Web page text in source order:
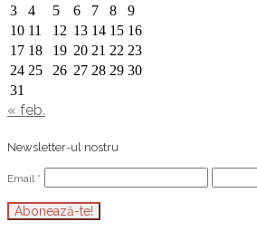
3
4 5 6 7 8
9
10 11 12 13 14 15 16
17 18 19 20 21 22 23
24 25 26 27 28 29 30
31
« feb.
Newsletter-ul nostru
Email *